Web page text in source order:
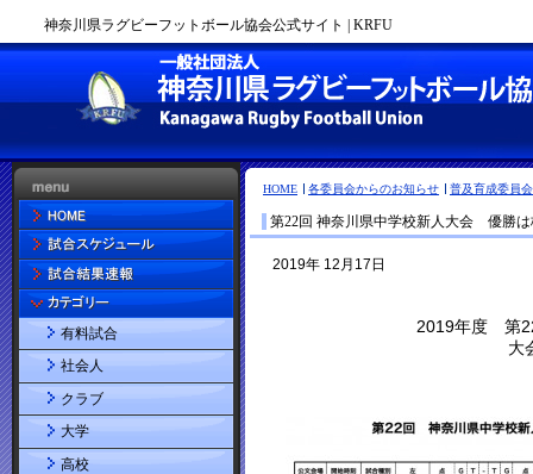
神奈川県ラグビーフットボール協会公式サイト | KRFU
HOME 各委員会からのお知らせ 普及育成委員会
第22回 神奈川県中学校新人大会 優勝
有料試合
社会人
クラブ
大学
高校